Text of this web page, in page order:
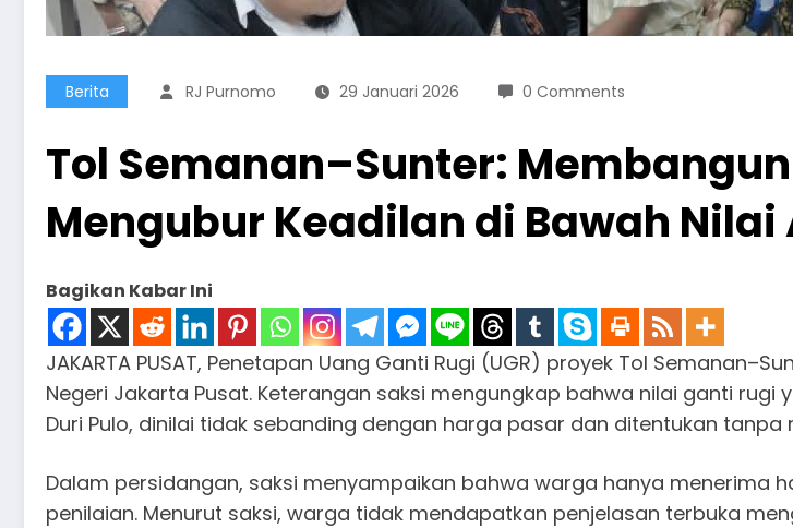
Berita RJ Purnomo 29 Januari 2026 0 Comments
Tol Semanan–Sunter:
Mengubur Keadilan di Bawah
Bagikan Kabar Ini
JAKARTA PUSAT, Penetapan Uang Ganti Rugi (UGR) proyek Tol
Negeri Jakarta Pusat. Keterangan saksi mengungkap bahwa nilai ganti rugi
Duri Pulo, dinilai tidak sebanding dengan harga pasar dan ditentukan
Dalam persidangan, saksi menyampaikan bahwa warga hanya menerima
penilaian. Menurut saksi, warga tidak mendapatkan penjelasan terbuka